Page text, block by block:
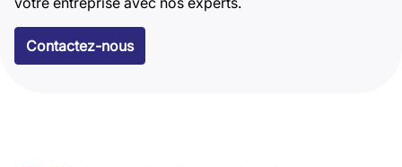
Contactez-nous